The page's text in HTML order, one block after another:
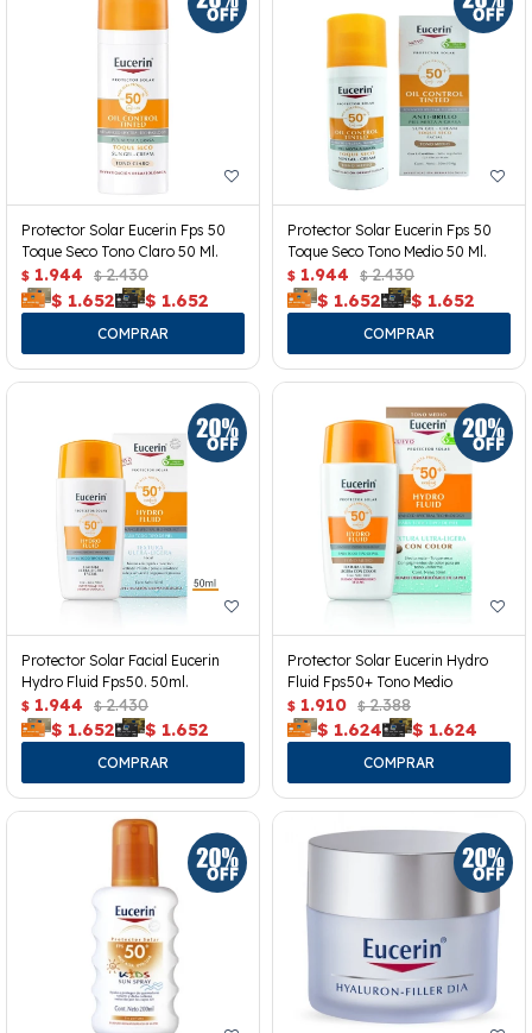
Protector Solar Eucerin Fps 50
Toque Seco Tono Claro 50 Ml.
$ 1.944 $ 2.430
$ 1.652 $ 1.652
Protector Solar Eucerin Fps 50
Toque Seco Tono Medio 50 Ml.
$ 1.944 $ 2.430
$ 1.652 $ 1.652
Protector Solar Facial Eucerin
Hydro Fluid Fps50. 50ml.
$ 1.944 $ 2.430
$ 1.652 $ 1.652
Protector Solar Eucerin Hydro
Fluid Fps50+ Tono Medio
$ 1.910 $ 2.388
$ 1.624 $ 1.624